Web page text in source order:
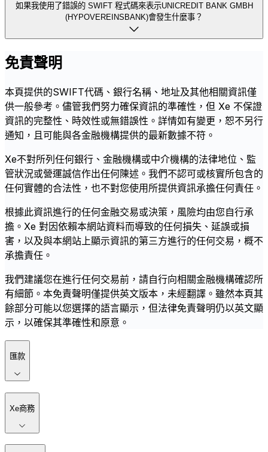
如果我使用了錯誤的 SWIFT 程式碼來表示UNICREDIT BANK GMBH
(HYPOVEREINSBANK)會發生什麼事？
免責聲明
本頁提供的SWIFT代碼、銀行名稱、地址及其他相關資訊僅
供一般參考。儘管我們努力確保資訊的準確性，但 Xe 不保證
資訊的完整性、時效性或無錯誤性。詳情如有變更，恕不另行
通知，且可能與各金融機構提供的最新數據不符。
Xe不對所列任何銀行、金融機構或中介機構的法律地位、監
管狀況或營運誠信作出任何陳述。我們不認可或核實所包含的
任何實體的合法性，也不對您使用所提供資訊承擔任何責任。
根據此資訊進行的任何金融交易或決策，風險均由您自行承
擔。Xe 對因依賴本網站資料而導致的任何損失、延誤或損
害，以及與本網站上顯示資訊的第三方進行的任何交易，概不
承擔責任。
我們建議您在進行任何交易前，請自行向相關金融機構確認所
有細節。本免責聲明僅提供英文版本，未經翻譯。雖然本頁其
餘部分可能以您選擇的語言顯示，但法律免責聲明仍以英文顯
示，以確保其準確性和原意。
匯款
Xe商務